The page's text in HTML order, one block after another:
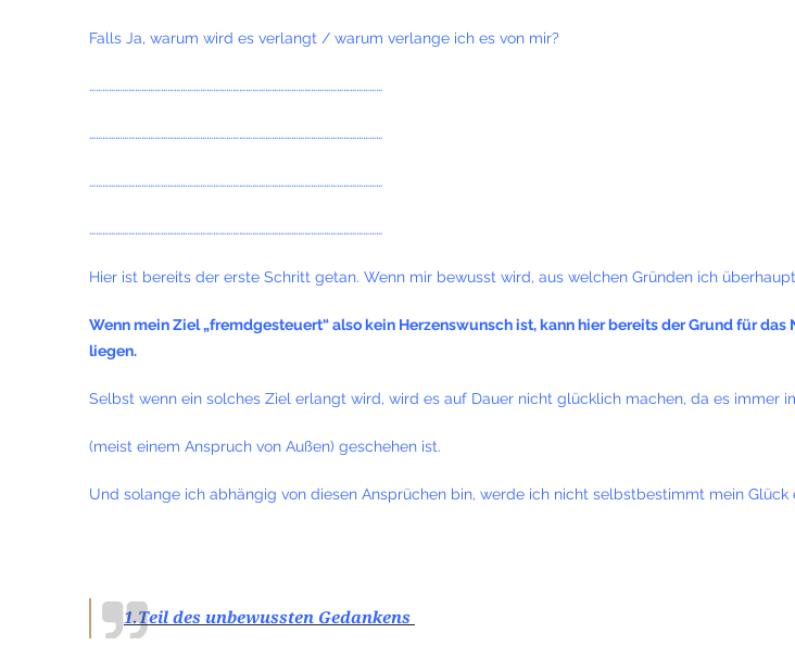
Falls Ja, warum wird es verlangt / warum verlange ich es von mir?
………………………………………………………………………………………………………………………
………………………………………………………………………………………………………………………
………………………………………………………………………………………………………………………
………………………………………………………………………………………………………………………
Hier ist bereits der erste Schritt getan. Wenn mir bewusst wird, aus welchen Gründen ich
Wenn mein Ziel „fremdgesteuert“ also kein Herzenswunsch ist, kann hier bereits der Grund für
liegen.
Selbst wenn ein solches Ziel erlangt wird, wird es auf Dauer nicht glücklich machen, da es immer
(meist einem Anspruch von Außen) geschehen ist.
Und solange ich abhängig von diesen Ansprüchen bin, werde ich nicht selbstbestimmt mein Glück
1.Teil des unbewussten Gedankens